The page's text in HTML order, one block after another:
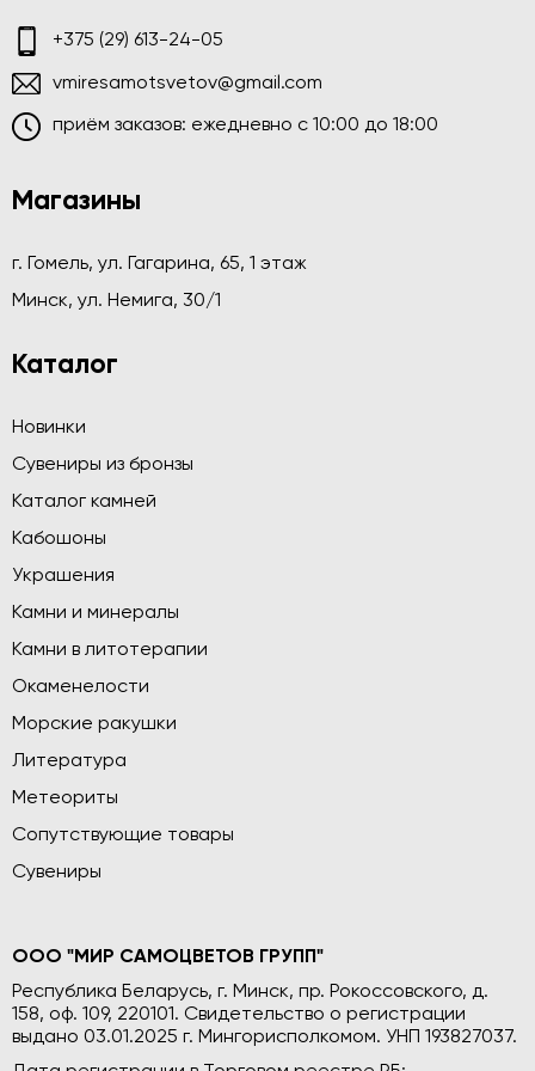
+375 (29) 613-24-05
vmiresamotsvetov@gmail.com
приём заказов: ежедневно c 10:00 до 18:00
Магазины
г. Гомель, ул. Гагарина, 65, 1 этаж
Минск, ул. Немига, 30/1
Каталог
Новинки
Сувениры из бронзы
Каталог камней
Кабошоны
Украшения
Камни и минералы
Камни в литотерапии
Окаменелости
Морские ракушки
Литература
Метеориты
Сопутствующие товары
Сувениры
ООО "МИР САМОЦВЕТОВ ГРУПП"
Республика Беларусь, г. Минск, пр. Рокоссовского, д.
158, оф. 109, 220101. Свидетельство о регистрации
выдано 03.01.2025 г. Мингорисполкомом. УНП 193827037.